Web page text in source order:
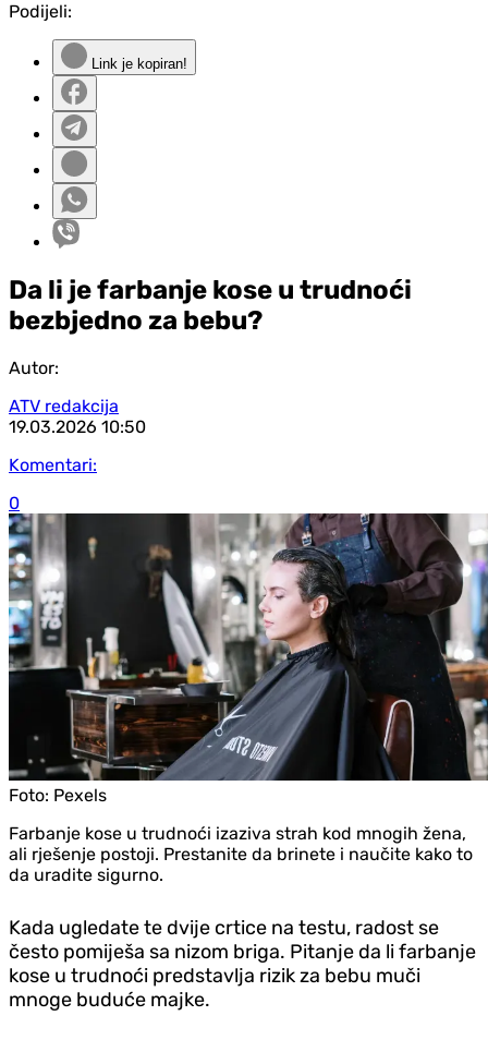
Podijeli:
Link je kopiran!
Da li je farbanje kose u trudnoći
bezbjedno za bebu?
Autor:
ATV redakcija
19.03.2026 10:50
Komentari:
0
Foto: Pexels
Farbanje kose u trudnoći izaziva strah kod mnogih žena,
ali rješenje postoji. Prestanite da brinete i naučite kako to
da uradite sigurno.
Kada ugledate te dvije crtice na testu, radost se
često pomiješa sa nizom briga. Pitanje da li farbanje
kose u trudnoći predstavlja rizik za bebu muči
mnoge buduće majke.